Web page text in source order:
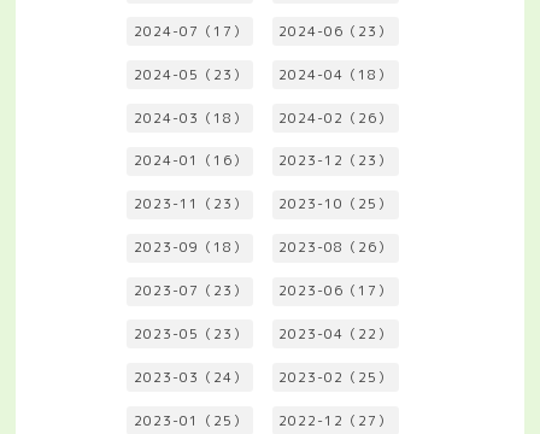
2024-07（17） 2024-06（23）
2024-05（23） 2024-04（18）
2024-03（18） 2024-02（26）
2024-01（16） 2023-12（23）
2023-11（23） 2023-10（25）
2023-09（18） 2023-08（26）
2023-07（23） 2023-06（17）
2023-05（23） 2023-04（22）
2023-03（24） 2023-02（25）
2023-01（25） 2022-12（27）